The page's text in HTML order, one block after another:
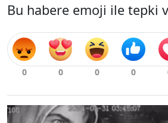
Bu habere emoji ile tepki